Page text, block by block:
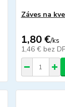
Záves na
1,80 €/ks
1,46 € bez